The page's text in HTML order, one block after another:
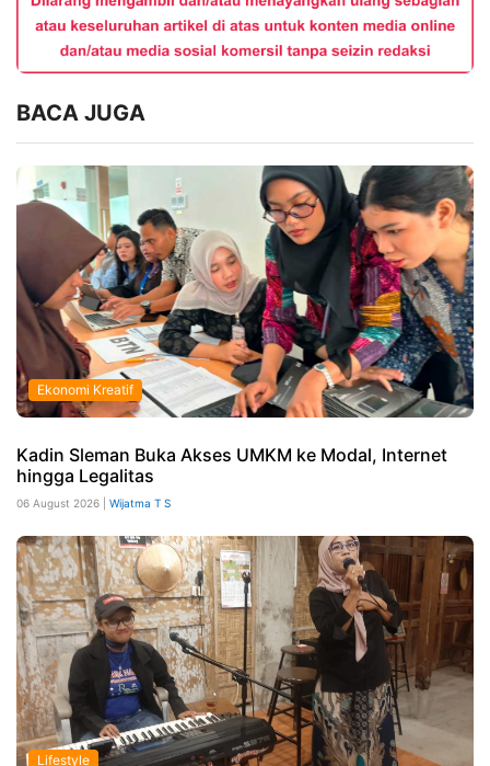
BACA JUGA
Ekonomi Kreatif
Kadin Sleman Buka Akses UMKM ke Modal, Internet
hingga Legalitas
06 August 2026 | Wijatma T S
Lifestyle